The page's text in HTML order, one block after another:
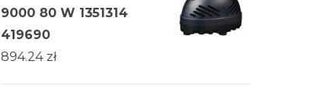
9000 80 W 1351314
419690
894.24 zł